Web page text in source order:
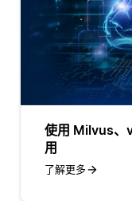
使用 Milvus、
用
了解更多